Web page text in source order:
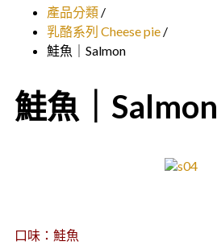
產品分類 /
乳酪系列 Cheese pie /
鮭魚｜Salmon
鮭魚｜Salmon
口味：鮭魚